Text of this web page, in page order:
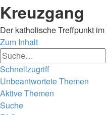
Kreuzgang
Der katholische Treffpunkt im
Zum Inhalt
Schnellzugriff
Unbeantwortete Themen
Aktive Themen
Suche